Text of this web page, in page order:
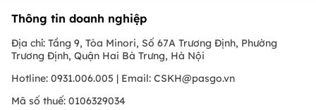
Thông tin doanh nghiệp
Địa chỉ: Tầng 9, Tòa Minori, Số 67A Trương Định, Phường
Trương Định, Quận Hai Bà Trưng, Hà Nội
Hotline: 0931.006.005 | Email: CSKH@pasgo.vn
Mã số thuế: 0106329034